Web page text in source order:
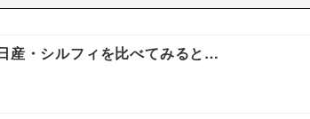
産・シルフィを比べてみると…